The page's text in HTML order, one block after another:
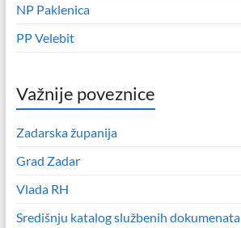
NP Paklenica
PP Velebit
Važnije poveznice
Zadarska županija
Grad Zadar
Vlada RH
Središnju katalog službenih dokumenata